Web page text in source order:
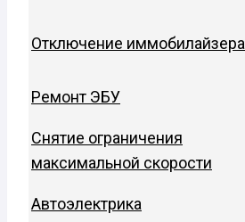
Отключение иммобилайзера
Ремонт ЭБУ
Снятие ограничения
максимальной скорости
Автоэлектрика